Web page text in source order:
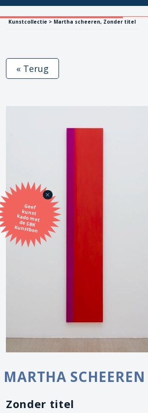
Kunstcollectie > Martha scheeren, Zonder titel
Geef
kunst
kado met
de SBK
Kunstbon
« Terug
MARTHA SCHEEREN
Zonder titel